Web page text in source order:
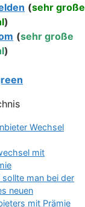
(sehr große
)
(sehr große
)
Wechsel
mit
sollte man bei der
neuen
mit Prämie